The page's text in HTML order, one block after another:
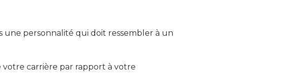
une personnalité qui doit ressembler à un
votre carrière par rapport à votre